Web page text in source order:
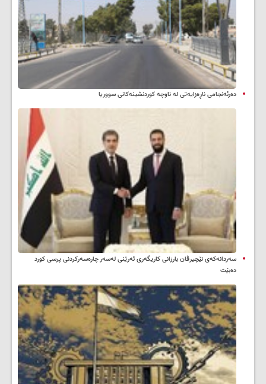
دەرئەنجامی ناڕەزایەتی لە ناوچە کوردنشینەکانی سووریا
سه‌ردانه‌کەی نێچیرڤان بارزانی كاریگه‌ری ئه‌رێنی له‌سه‌ر چاره‌سه‌ركردنی پرسی كورد
ده‌بێت